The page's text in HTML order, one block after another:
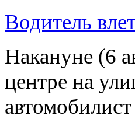
Водитель
Накануне (6
центре на